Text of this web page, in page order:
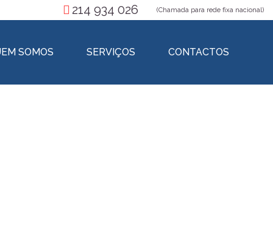
214 934 026 (Chamada para rede fixa nacional)
SOMOS SERVIÇOS CONTACTOS